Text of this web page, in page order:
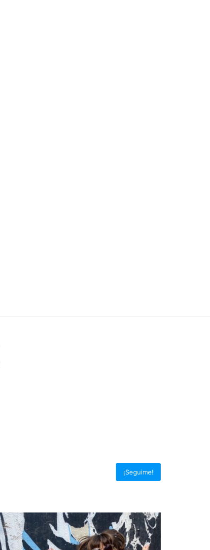
¡Seguime!